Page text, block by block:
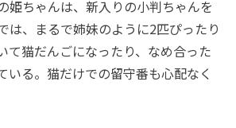
姫ちゃんは、新入りの小判ちゃんを
は、まるで姉妹のように2匹ぴったり
て猫だんごになったり、なめ合った
いる。猫だけでの留守番も心配なく